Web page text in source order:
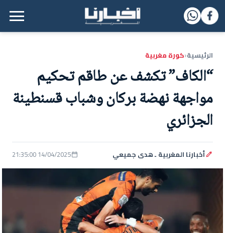
القائمة الرئيسية
الرئيسية‹كورة مغربية
“الكاف” تكشف عن طاقم تحكيم
مواجهة نهضة بركان وشباب قسنطينة
الجزائري
أخبارنا المغربية ـ هدى جميعي 14/04/2025 21:35:00